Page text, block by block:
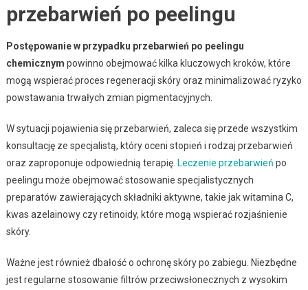
przebarwień po peelingu
Postępowanie w przypadku przebarwień po peelingu
chemicznym powinno obejmować kilka kluczowych kroków, które
mogą wspierać proces regeneracji skóry oraz minimalizować ryzyko
powstawania trwałych zmian pigmentacyjnych.
W sytuacji pojawienia się przebarwień, zaleca się przede wszystkim
konsultację ze specjalistą, który oceni stopień i rodzaj przebarwień
oraz zaproponuje odpowiednią terapię. Leczenie przebarwień po
peelingu może obejmować stosowanie specjalistycznych
preparatów zawierających składniki aktywne, takie jak witamina C,
kwas azelainowy czy retinoidy, które mogą wspierać rozjaśnienie
skóry.
Ważne jest również dbałość o ochronę skóry po zabiegu. Niezbędne
jest regularne stosowanie filtrów przeciwsłonecznych z wysokim